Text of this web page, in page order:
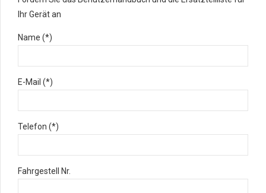
Ihr Gerät an
Name (*)
E-Mail (*)
Telefon (*)
Fahrgestell Nr.